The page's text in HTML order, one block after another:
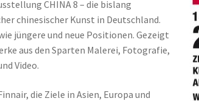
CHINA 8 – die bislang
chinesischer Kunst in Deutschland.
jüngere und neue Positionen. Gezeigt
aus den Sparten Malerei, Fotografie,
Video.
die Ziele in Asien, Europa und